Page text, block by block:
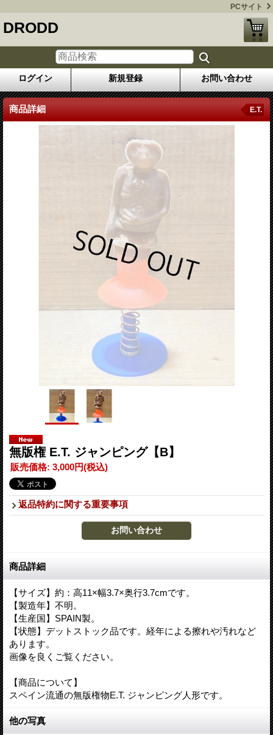
PCサイト
DRODD
ログイン 新規登録 お問い合わせ
商品詳細 E.T.
無版権 E.T. ジャンピング【B】
販売価格: 3,000円(税込)
返品特約に関する重要事項
商品詳細
【サイズ】約：高11×幅3.7×奥行3.7cmです。
【製造年】不明。
【生産国】SPAIN製。
【状態】デットストック品です。経年による擦れや汚れなど
あります。
画像を良くご覧ください。
【商品について】
スペイン流通の無版権物E.T. ジャンピング人形です。
他の写真